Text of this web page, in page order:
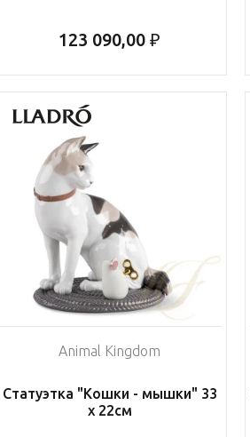
123 090,00 ₽
Animal Kingdom
Статуэтка "Кошки - мышки" 33
х 22см